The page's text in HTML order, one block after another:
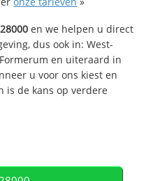
en we helpen u direct
dus ook in: West-
en uiteraard in
u voor ons kiest en
is de kans op verdere